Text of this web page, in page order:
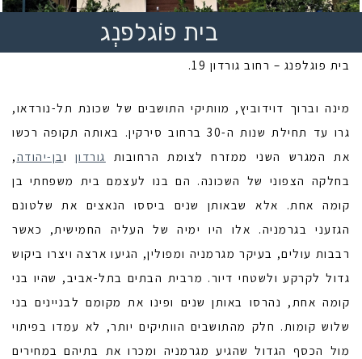
בית פוֹגלפנְג
בית פוגלפנג – רחוב גורדון 19.
מינה וברוך דוידוביץ, מוותיקי התושבים של שכונת תל-נורדאו,
גרו עד תחילת שנות ה-30 ברחוב סירקין. באותה תקופה רכשו
את המגרש השני ממזרח לצומת הרחובות גורדון ו בן-יהודה,
בחלקה הצפוני של השכונה. הם בנו לעצמם בית משפחתי בן
קומה אחת. אלא שבאותן שנים ביססו הנאצים את שלטונם
הגזעני בגרמניה. אלו היו ימיה של העליה החמישית, כאשר
רבבות עולים, בעיקר מגרמניה ומפולין, הגיעו ארצה ויצרו ביקוש
גדול לקרקע ולשטחי דיור. מרבית הבתים בתל-אביב, שהיו בני
קומה אחת, נהרסו באותן שנים ופינו את מקומם לבניינים בני
שלוש קומות. חלק מהתושבים הוותיקים יותר, לא עמדו בפיתוי
מול הכסף הגדול שהגיע מגרמניה ומכרו את בתיהם במחירים